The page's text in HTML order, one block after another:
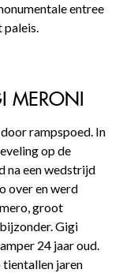
entree
paleis.
MERONI
rampspoed. In
op de
na een wedstrijd
over en werd
groot
Gigi
24 jaar oud.
jaren